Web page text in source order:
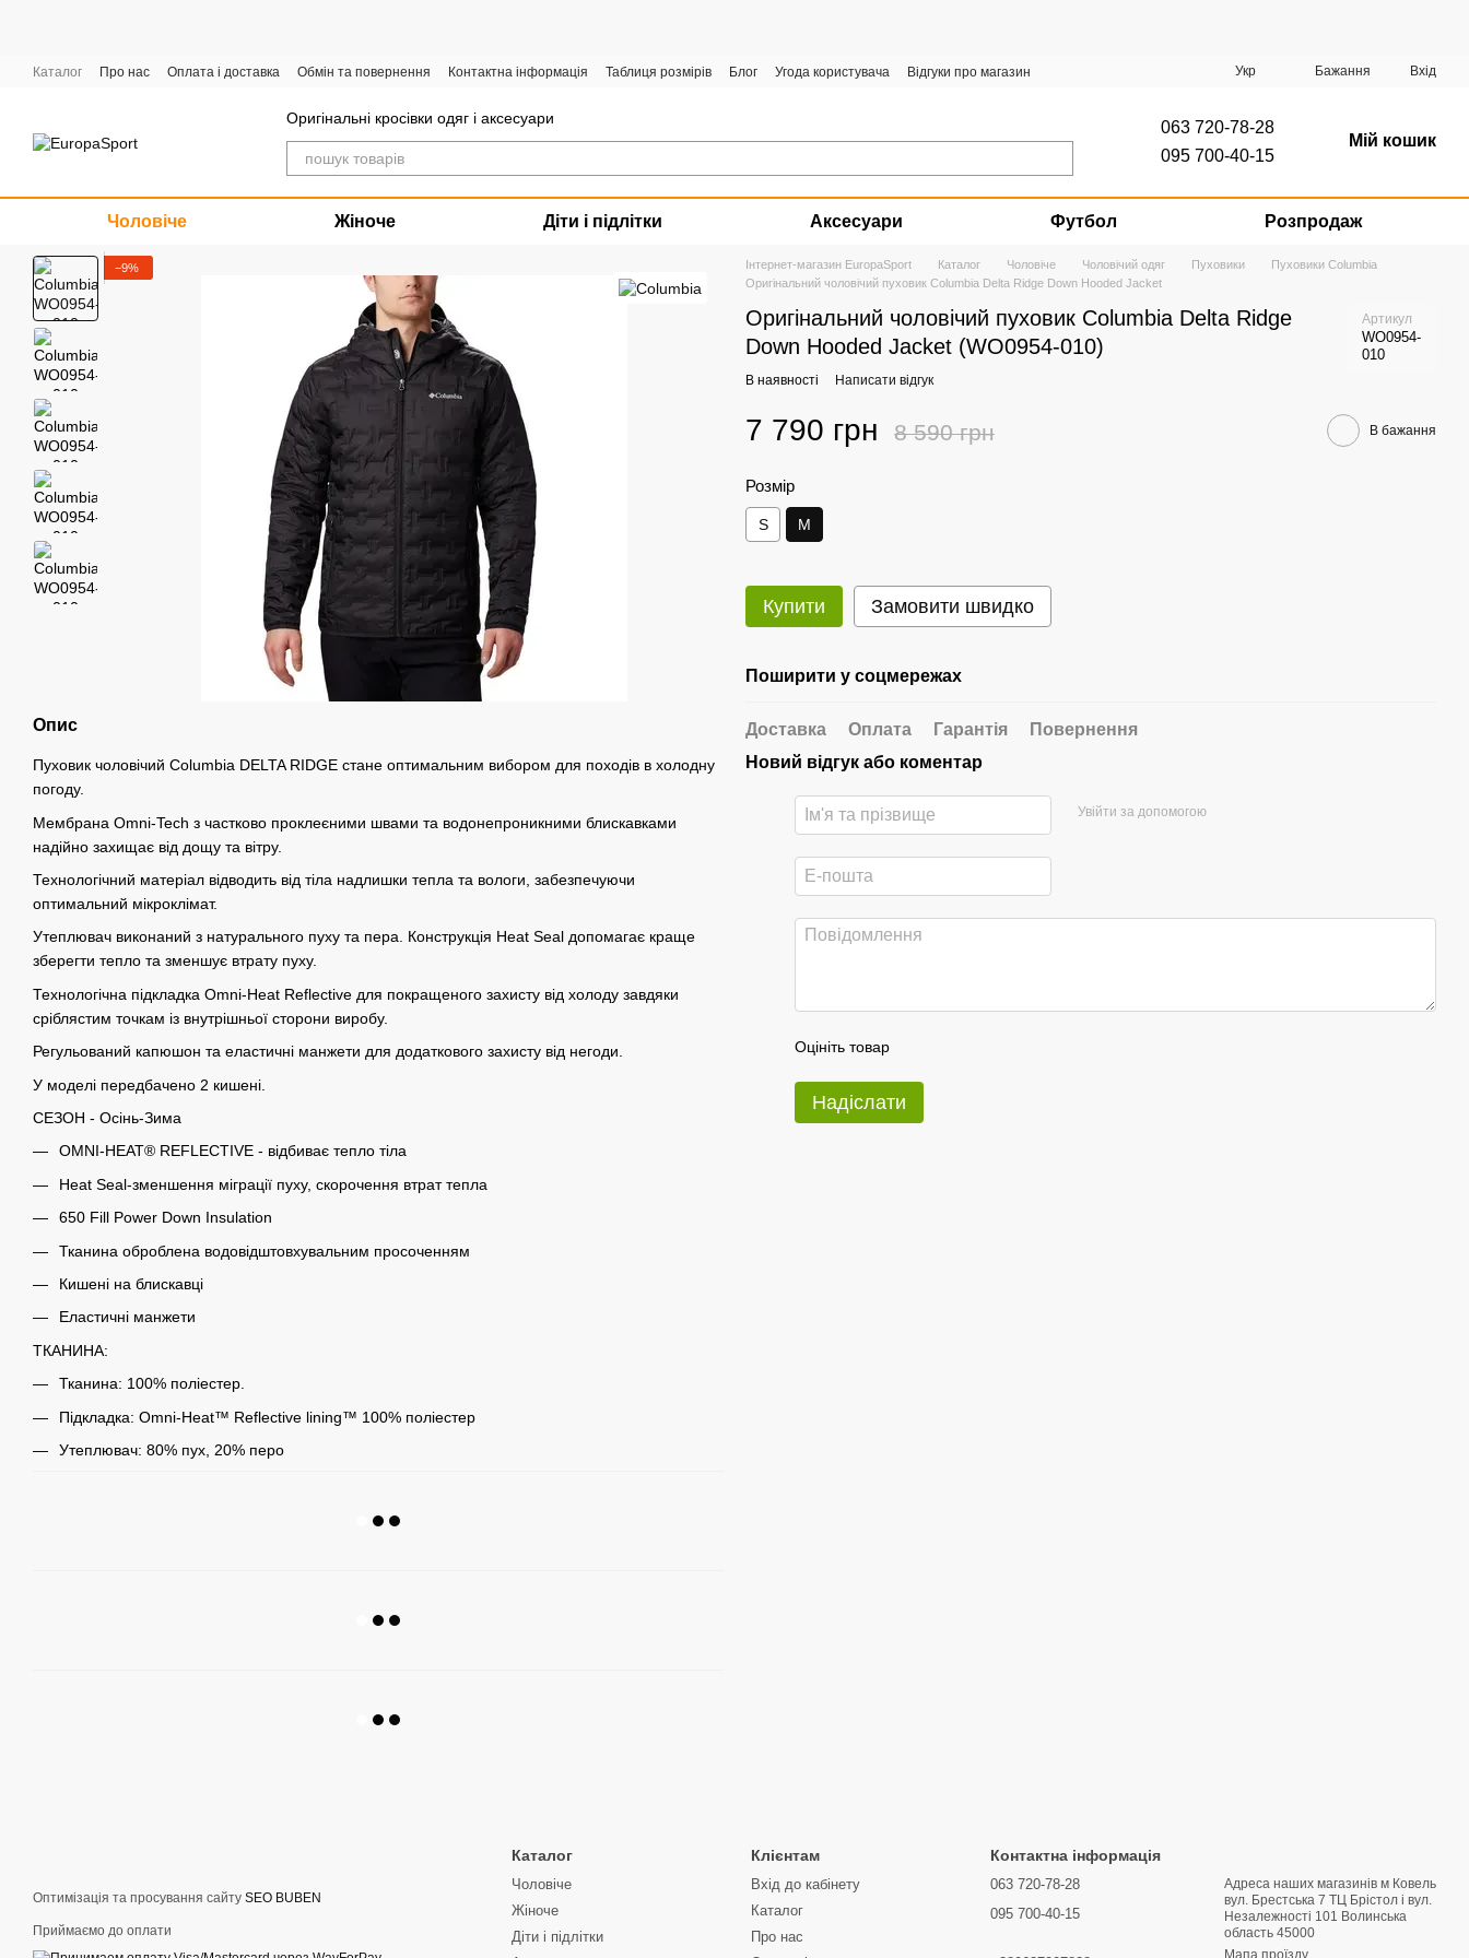
Каталог Про нас Оплата і доставка Обмін та повернення Контактна інформація Таблиця розмірів Блог Угода користувача
Відгуки про магазин
Укр Бажання Вхід
Оригінальні кросівки одяг і аксесуари
063 720-78-28
095 700-40-15
Мій кошик
Чоловіче Жіноче Діти і підлітки Аксесуари Футбол Розпродаж
−9%
Опис
Пуховик чоловічий Columbia DELTA RIDGE стане оптимальним вибором для походів в холодну
погоду.
Мембрана Omni-Tech з частково проклеєними швами та водонепроникними блискавками
надійно захищає від дощу та вітру.
Технологічний матеріал відводить від тіла надлишки тепла та вологи, забезпечуючи
оптимальний мікроклімат.
Утеплювач виконаний з натурального пуху та пера. Конструкція Heat Seal допомагає краще
зберегти тепло та зменшує втрату пуху.
Технологічна підкладка Omni-Heat Reflective для покращеного захисту від холоду завдяки
сріблястим точкам із внутрішньої сторони виробу.
Регульований капюшон та еластичні манжети для додаткового захисту від негоди.
У моделі передбачено 2 кишені.
СЕЗОН - Осінь-Зима
OMNI-HEAT® REFLECTIVE - відбиває тепло тіла
Heat Seal-зменшення міграції пуху, скорочення втрат тепла
650 Fill Power Down Insulation
Тканина оброблена водовідштовхувальним просоченням
Кишені на блискавці
Еластичні манжети
ТКАНИНА:
Тканина: 100% поліестер.
Підкладка: Omni-Heat™ Reflective lining™ 100% поліестер
Утеплювач: 80% пух, 20% перо
Інтернет-магазин EuropaSport Каталог Чоловіче Чоловічий одяг Пуховики
Пуховики Columbia
Оригінальний чоловічий пуховик Columbia Delta Ridge Down Hooded Jacket
Оригінальний чоловічий пуховик Columbia Delta Ridge
Down Hooded Jacket (WO0954-010)
Артикул
WO0954-
010
В наявності Написати відгук
7 790 грн 8 590 грн В бажання
Розмір
S M
Купити Замовити швидко
Поширити у соцмережах
Доставка Оплата Гарантія
Повернення
Новий відгук або коментар
Увійти за допомогою
Оцініть товар
Надіслати
Оптимізація та просування сайту SEO BUBEN
Приймаємо до оплати
Каталог
Чоловіче
Жіноче
Діти і підлітки
Клієнтам
Вхід до кабінету
Каталог
Про нас
Контактна інформація
063 720-78-28
095 700-40-15
Адреса наших магазинів м Ковель
вул. Брестська 7 ТЦ Брістол і вул.
Hезалежності 101 Волинська
область 45000